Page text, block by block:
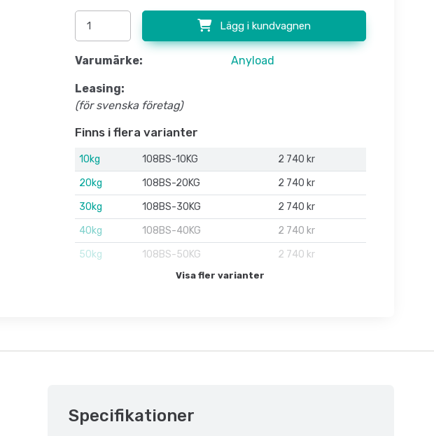
Lägg i kundvagnen
Varumärke: Anyload
Leasing:
(för svenska företag)
Finns i flera varianter
10kg 108BS-10KG
2 740 kr
20kg
108BS-20KG
2 740 kr
30kg
108BS-30KG
2 740 kr
40kg
108BS-40KG
2 740 kr
50kg
108BS-50KG 2 740 kr
Visa fler varianter
Specifikationer